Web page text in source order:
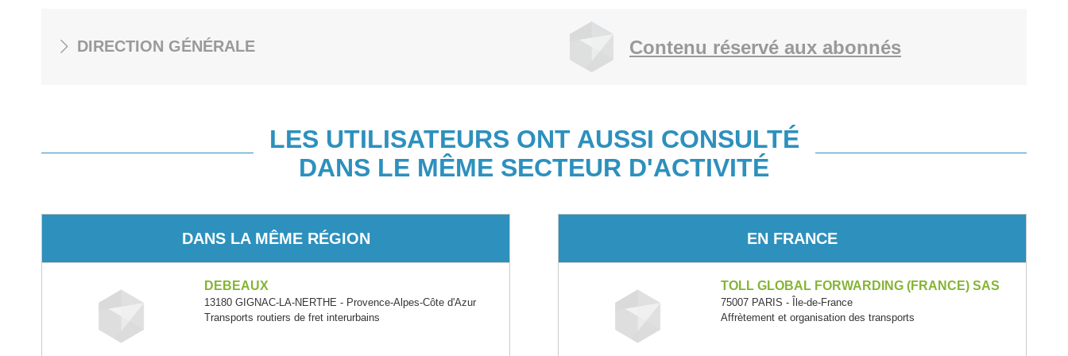
DIRECTION GÉNÉRALE Contenu réservé aux abonnés
LES UTILISATEURS ONT AUSSI CONSULTÉ
DANS LE MÊME SECTEUR D'ACTIVITÉ
DANS LA MÊME RÉGION
DEBEAUX
13180 GIGNAC-LA-NERTHE - Provence-Alpes-Côte d'Azur
Transports routiers de fret interurbains
EN FRANCE
TOLL GLOBAL FORWARDING (FRANCE) SAS
75007 PARIS - Île-de-France
Affrètement et organisation des transports